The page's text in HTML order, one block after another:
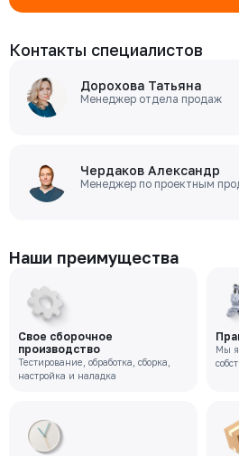
Контакты специалистов
Дорохова Татьяна
Менеджер отдела продаж
Чердаков Александр
Менеджер по проектным
Наши преимущества
Свое сборочное
производство
Тестирование, обработка, сборка,
настройка и наладка
Мы